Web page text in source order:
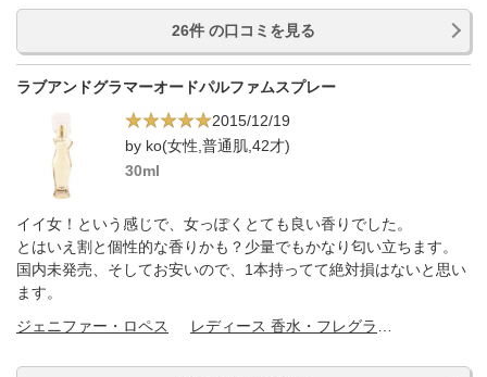
26件 の口コミを見る
ラブアンドグラマーオードパルファムスプレー
2015/12/19
by ko(女性,普通肌,42才)
30ml
イイ女！という感じで、女っぽくとても良い香りでした。
とはいえ割と個性的な香りかも？少量でもかなり匂い立ちます。
国内未発売、そしてお安いので、1本持ってて絶対損はないと思い
ます。
ジェニファー・ロペス